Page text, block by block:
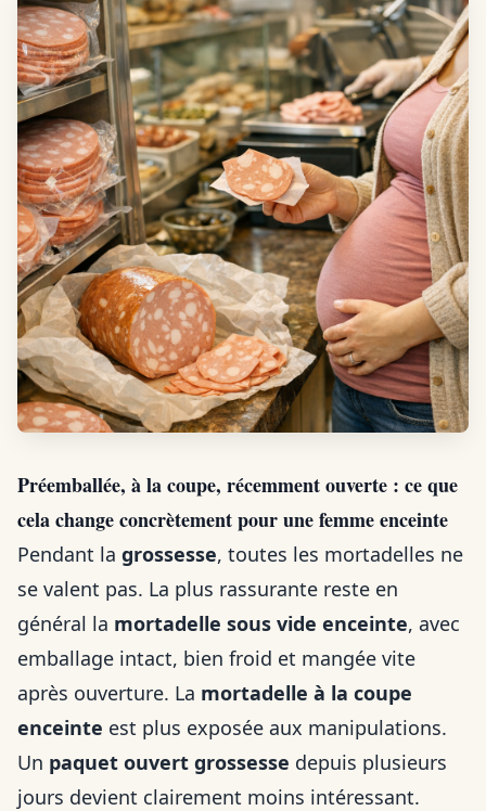
Préemballée, à la coupe, récemment ouverte : ce que
cela change concrètement pour une femme enceinte
Pendant la grossesse, toutes les mortadelles ne
se valent pas. La plus rassurante reste en
général la mortadelle sous vide enceinte, avec
emballage intact, bien froid et mangée vite
après ouverture. La mortadelle à la coupe
enceinte est plus exposée aux manipulations.
Un paquet ouvert grossesse depuis plusieurs
jours devient clairement moins intéressant.